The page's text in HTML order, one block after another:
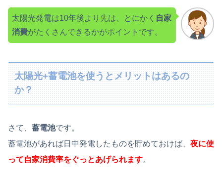
太陽光発電は10年後より先は、とにかく 自家
消費がたくさんできるかがポイントです。
太陽光+蓄電池を使うとメリットはあるの
か？
さて、 蓄電池です。
蓄電池があれば日中発電したものを貯めておけば、 夜に使
って自家消費率をぐっとあげられます。